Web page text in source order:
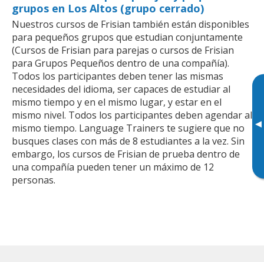
▸
grupos en Los Altos (grupo cerrado)
Nuestros cursos de Frisian también están disponibles
para pequeños grupos que estudian conjuntamente
(Cursos de Frisian para parejas o cursos de Frisian
para Grupos Pequeños dentro de una compañía).
Todos los participantes deben tener las mismas
necesidades del idioma, ser capaces de estudiar al
mismo tiempo y en el mismo lugar, y estar en el
mismo nivel. Todos los participantes deben agendar al
mismo tiempo. Language Trainers te sugiere que no
busques clases con más de 8 estudiantes a la vez. Sin
embargo, los cursos de Frisian de prueba dentro de
una compañía pueden tener un máximo de 12
personas.